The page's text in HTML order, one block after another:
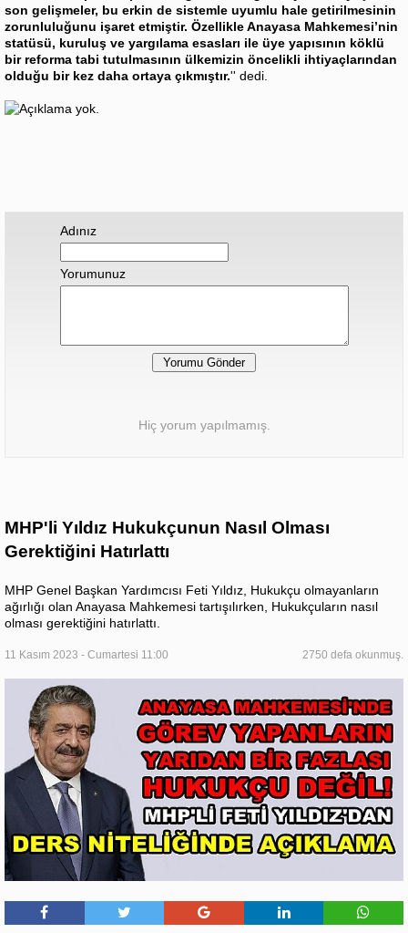
son gelişmeler, bu erkin de sistemle uyumlu hale getirilmesinin
zorunluluğunu işaret etmiştir. Özellikle Anayasa Mahkemesi’nin
statüsü, kuruluş ve yargılama esasları ile üye yapısının köklü
bir reforma tabi tutulmasının ülkemizin öncelikli ihtiyaçlarından
olduğu bir kez daha ortaya çıkmıştır.'' dedi.
Adınız
Yorumunuz
Hiç yorum yapılmamış.
MHP'li Yıldız Hukukçunun Nasıl Olması
Gerektiğini Hatırlattı
MHP Genel Başkan Yardımcısı Feti Yıldız, Hukukçu olmayanların
ağırlığı olan Anayasa Mahkemesi tartışılırken, Hukukçuların nasıl
olması gerektiğini hatırlattı.
11 Kasım 2023 - Cumartesi 11:00 2750 defa okunmuş.